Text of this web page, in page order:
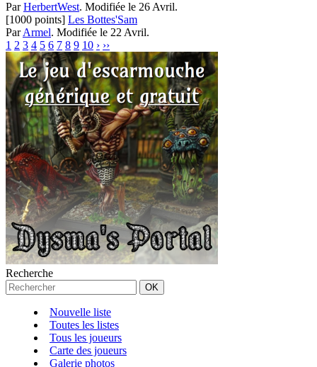
ParHerbertWest. Modifiée le 26 Avril.
[1000 points] Les Bottes'Sam
ParArmel. Modifiée le 22 Avril.
1 2 3 4 5 6 7 8 9 10 › ››
Recherche
Nouvelle liste
Toutes les listes
Tous les joueurs
Carte des joueurs
Galerie photos